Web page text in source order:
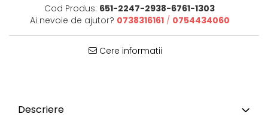
Cod Produs: 651-2247-2938-6761-1303
Ai nevoie de ajutor? 0738316161 / 0754434060
Cere informatii
Descriere